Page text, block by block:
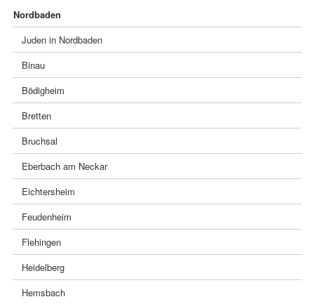
Navigation
überspringen
Nordbaden
Juden in Nordbaden
Binau
Bödigheim
Bretten
Bruchsal
Eberbach am Neckar
Eichtersheim
Feudenheim
Flehingen
Heidelberg
Hemsbach